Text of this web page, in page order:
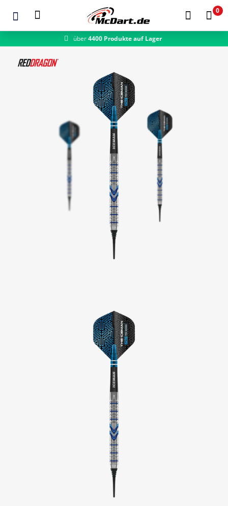
Zum Hauptinhalt springen
0
4400 Produkte auf Lagerschneller Versand